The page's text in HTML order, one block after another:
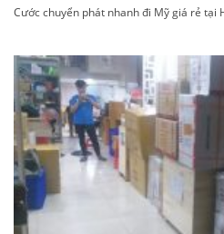
Cước chuyển phát nhanh đi Mỹ giá rẻ tại